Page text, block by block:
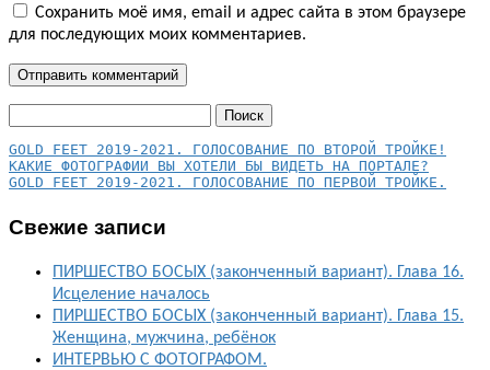
Сохранить моё имя, email и адрес сайта в этом браузере
для последующих моих комментариев.
КАКИЕ ФОТОГРАФИИ ВЫ ХОТЕЛИ БЫ ВИДЕТЬ НА ПОРТАЛЕ?
GOLD FEET 2019-2021. ГОЛОСОВАНИЕ ПО ПЕРВОЙ ТРОЙКЕ.
Свежие записи
ПИРШЕСТВО БОСЫХ (законченный вариант). Глава 16.
Исцеление началось
ПИРШЕСТВО БОСЫХ (законченный вариант). Глава 15.
Женщина, мужчина, ребёнок
ИНТЕРВЬЮ С ФОТОГРАФОМ.